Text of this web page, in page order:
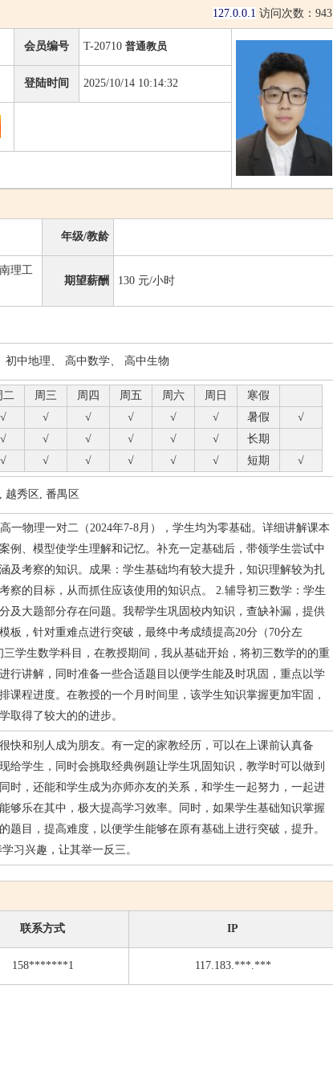
127.0.0.1 访问次数： 943
会员编号 T-20710 普通教员
登陆时间 2025/10/14 10:14:32
年级/教龄
理工
期望薪酬 130 元/小时
初中地理、 高中数学、 高中生物
二 周三 周四 周五 周六 周日
寒假
√ √ √ √ √ √ 暑假
√
√ √ √ √ √ √
长期
√ √ √ √ √ √ 短期 √
越秀区, 番禺区
一物理一对二（2024年7-8月），学生均为零基础。详细讲解课本
例、模型使学生理解和记忆。补充一定基础后，带领学生尝试中
及考察的知识。成果：学生基础均有较大提升，知识理解较为扎
察的目标，从而抓住应该使用的知识点。 2.辅导初三数学：学生
及大题部分存在问题。我帮学生巩固校内知识，查缺补漏，提供
板，针对重难点进行突破，最终中考成绩提高20分（70分左
三学生数学科目，在教授期间，我从基础开始，将初三数学的的重
行讲解，同时准备一些合适题目以便学生能及时巩固，重点以学
课程进度。在教授的一个月时间里，该学生知识掌握更加牢固，
取得了较大的的进步。
快和别人成为朋友。有一定的家教经历，可以在上课前认真备
给学生，同时会挑取经典例题让学生巩固知识，教学时可以做到
时，还能和学生成为亦师亦友的关系，和学生一起努力，一起进
够乐在其中，极大提高学习效率。同时，如果学生基础知识掌握
题目，提高难度，以便学生能够在原有基础上进行突破，提升。
习兴趣，让其举一反三。
联系方式 IP
158*******1 117.183.***.***